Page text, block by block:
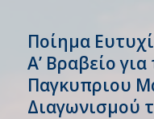
Ποίημα
Α’ Βραβείο
Παγκυπριου
Διαγωνισμού